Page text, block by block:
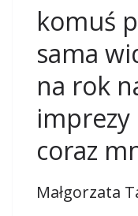
komuś
sama
na rok
imprezy
coraz
Małgorzata